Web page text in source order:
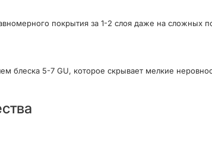
покрытия за 1-2 слоя даже на
блеска 5-7 GU, которое скрывает мелкие